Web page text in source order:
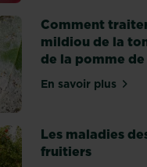
Comment
mildiou de la
de la pomme
En savoir plus
sur
Les maladies
fruitiers